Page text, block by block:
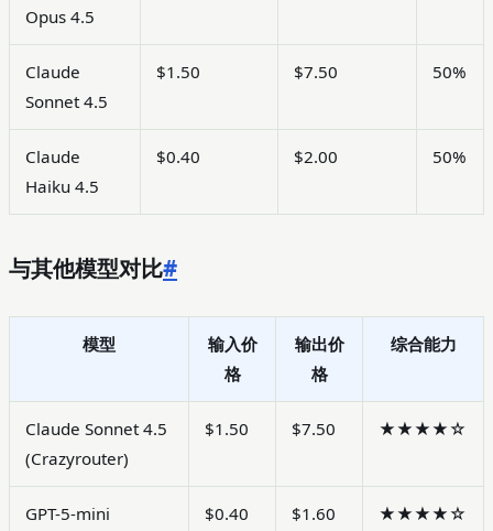
Opus 4.5
Claude
Sonnet 4.5
$1.50 $7.50 50%
Claude
Haiku 4.5
$0.40 $2.00 50%
与其他模型对比#
模型
输入价
格
输出价
格
综合能力
Claude Sonnet 4.5
(Crazyrouter)
$1.50 $7.50 ★★★★☆
GPT-5-mini $0.40 $1.60 ★★★★☆